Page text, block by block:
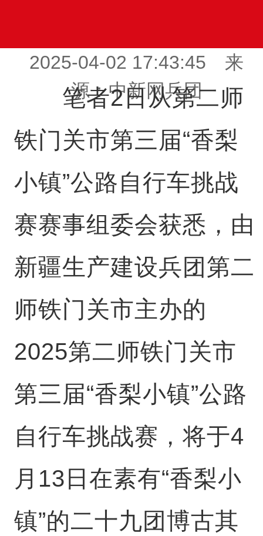
2025-04-02 17:43:45 来
源：中新网兵团
笔者2日从第二师
铁门关市第三届“香梨
小镇”公路自行车挑战
赛赛事组委会获悉，由
新疆生产建设兵团第二
师铁门关市主办的
2025第二师铁门关市
第三届“香梨小镇”公路
自行车挑战赛，将于4
月13日在素有“香梨小
镇”的二十九团博古其